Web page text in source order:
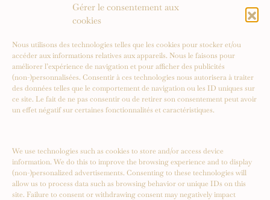
Gérer le consentement aux
cookies
Nous utilisons des technologies telles que les cookies pour stocker et/ou
accéder aux informations relatives aux appareils. Nous le faisons pour
améliorer l’expérience de navigation et pour afficher des publicités
(non-)personnalisées. Consentir à ces technologies nous autorisera à traiter
des données telles que le comportement de navigation ou les ID uniques sur
ce site. Le fait de ne pas consentir ou de retirer son consentement peut avoir
un effet négatif sur certaines fonctionnalités et caractéristiques.
We use technologies such as cookies to store and/or access device
information. We do this to improve the browsing experience and to display
(non-)personalized advertisements. Consenting to these technologies will
allow us to process data such as browsing behavior or unique IDs on this
site. Failure to consent or withdrawing consent may negatively impact